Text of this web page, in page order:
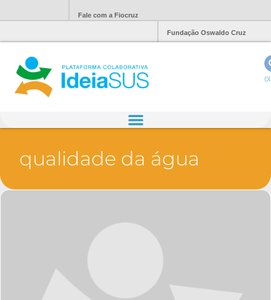
Fale com a Fiocruz
Fundação Oswaldo Cruz
qualidade da água